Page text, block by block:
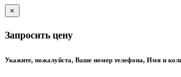
×
Запросить цену
Укажите, пожалуйста, Ваше номер телефона, Имя и